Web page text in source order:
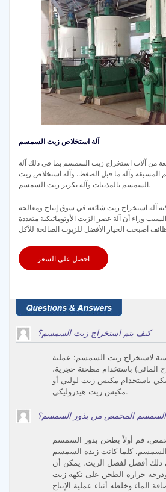
آلة استخلاص زيت السمسم
من آلات استخراج زيت السمسم بما في ذلك آلة
المسبقة وآلة ما قبل الضغط، وآلة استخلاص زيت
السمسم بالمذيبات وآلة تكرير زيت السمسم.
آلة استخراج زيت شائعة في سوق إنتاج ومعالجة
وراء أن آلة عصر الزيت الأوتوماتيكية متعددة
أصبحت الخيار الأفضل للزيوت الصالحة للأكل
احصل على السعر
كيف يتم استخراج زيت السمسم؟
لاستخراج زيت السمسم: عملية
المائي) باستخدام مطحنة حجرية،
باستخدام مكبس زيت لولبي أو
مكبس زيت هيدروليكي.
المحمص من بذور السمسم؟
قم أولاً بطحن بذور السمسم
كلما كانت زبدة السمسم
ذلك أفضل لفصل الزيت. يمكن أن
حرارة الطحن على نكهة زيت